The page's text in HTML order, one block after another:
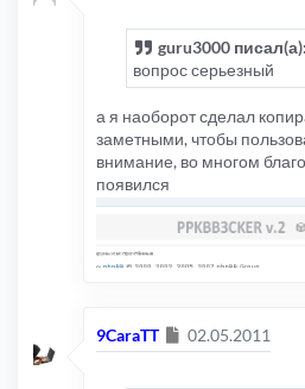
guru3000 писал(а):
вопрос серьезный
а я наоборот сделал
заметными, чтобы
внимание, во многом
появился
9CaraTT Сообщение
02.05.2011